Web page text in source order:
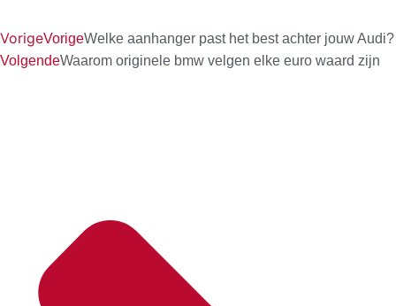
VorigeVorigeWelke aanhanger past het best achter jouw Audi?
VolgendeWaarom originele bmw velgen elke euro waard zijn